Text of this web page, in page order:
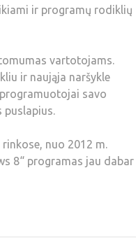
ir programų rodiklių
vartotojams.
ir naująja naršykle
savo
puslapius.
nuo 2012 m.
8“ programas jau dabar